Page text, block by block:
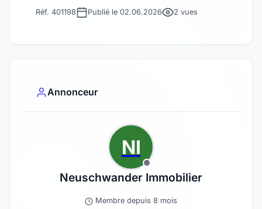
Réf. 401198 Publié le 02.06.2026 2 vues
Annonceur
NI
Neuschwander Immobilier
Membre depuis 8 mois